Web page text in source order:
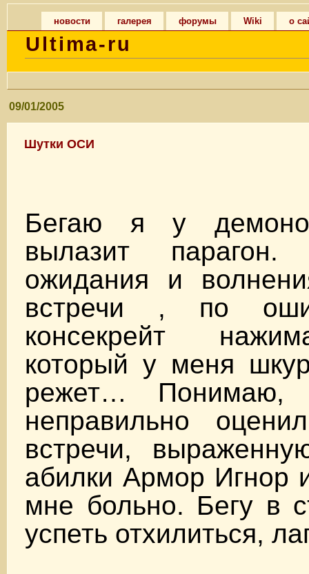
новости галерея форумы Wiki о
Ultima-ru
09/01/2005
Шутки ОСИ
Бегаю я у
вылазит
ожидания и
встречи , по
консекрейт
который у меня
режет… Понимаю,
неправильно
встречи,
абилки Армор Игнор
мне больно. Бегу в
успеть отхилиться,